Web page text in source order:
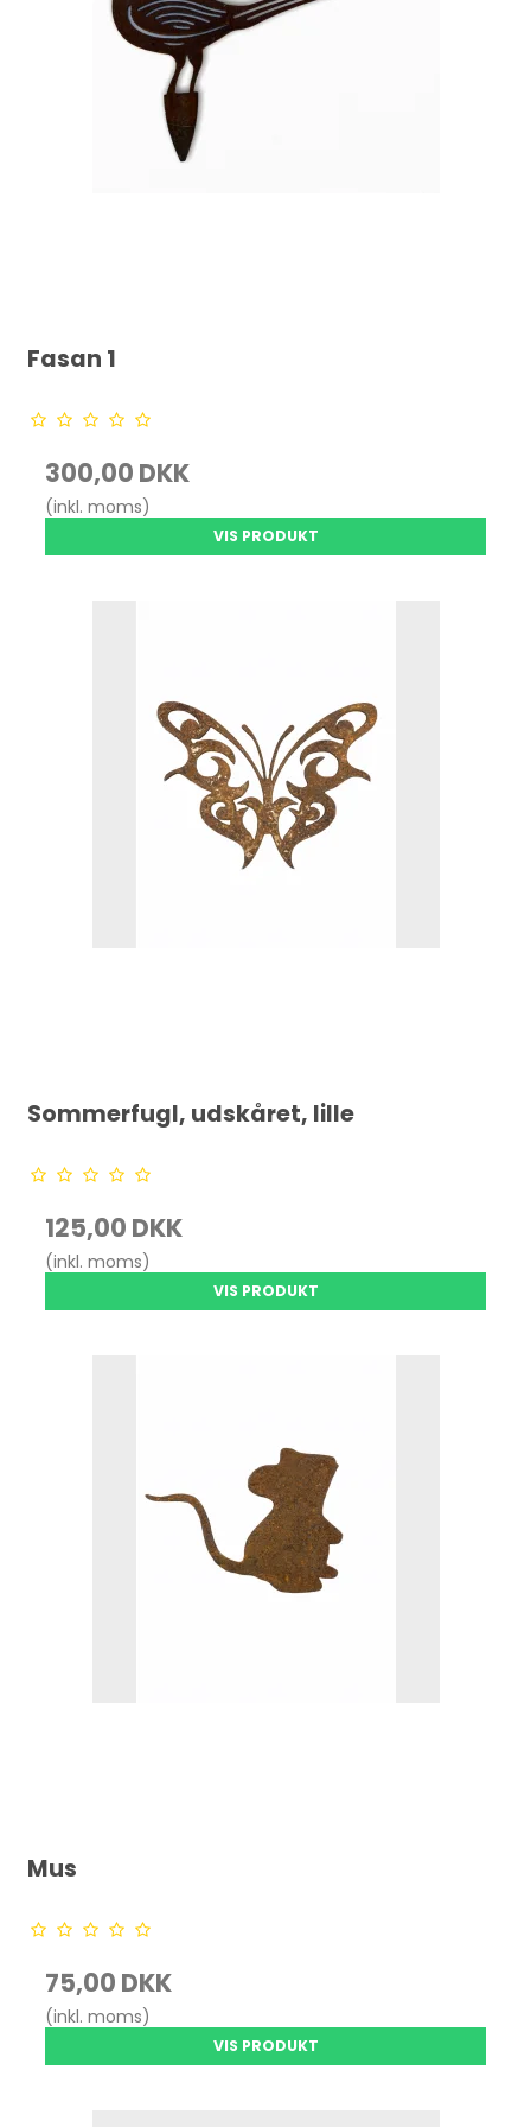
Fasan 1
300,00 DKK
(inkl. moms)
VIS PRODUKT
Sommerfugl, udskåret, lille
125,00 DKK
(inkl. moms)
VIS PRODUKT
Mus
75,00 DKK
(inkl. moms)
VIS PRODUKT